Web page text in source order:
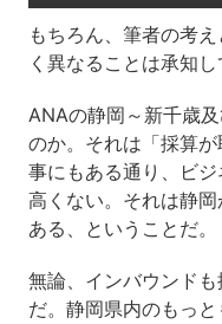
もちろん、筆者の考
く異なることは承知し
ANAの静岡～新千歳
のか。それは「採算
事にもある通り、ビ
高くない。それは静
ある、ということだ。
無論、インバウンド
だ。静岡県内のもっ